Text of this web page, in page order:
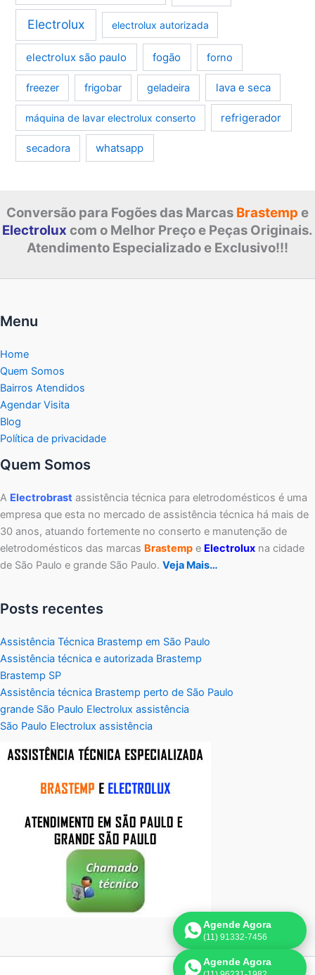
Electrolux electrolux autorizada
electrolux são paulo fogão forno
freezer frigobar geladeira lava e seca
máquina de lavar electrolux conserto refrigerador
secadora whatsapp
Conversão para Fogões das Marcas Brastemp e
Electrolux com o Melhor Preço e Peças Originais.
Atendimento Especializado e Exclusivo!!!
Menu
Home
Quem Somos
Bairros Atendidos
Agendar Visita
Blog
Política de privacidade
Quem Somos
A Electrobrast assistência técnica para eletrodomésticos é uma
empresa que esta no mercado de assistência técnica há mais de
30 anos, atuando fortemente no conserto e manutenção de
eletrodomésticos das marcas Brastemp e Electrolux na cidade
de São Paulo e grande São Paulo. Veja Mais…
Posts recentes
Assistência Técnica Brastemp em São Paulo
Assistência técnica e autorizada Brastemp
Brastemp SP
Assistência técnica Brastemp perto de São Paulo
grande São Paulo Electrolux assistência
São Paulo Electrolux assistência
Agende Agora
(11) 91332-7456
Agende Agora